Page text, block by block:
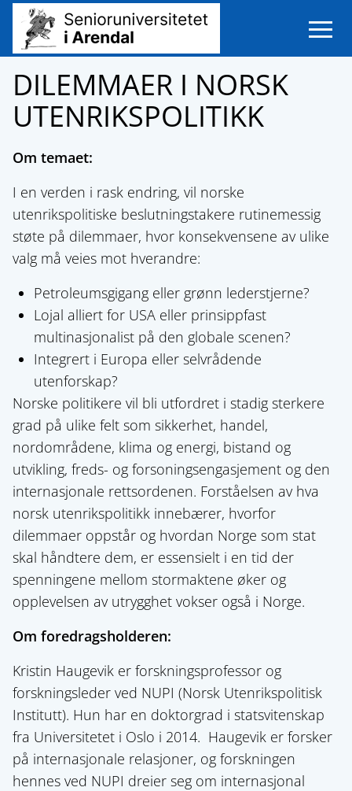
Open
DILEMMAER I NORSK
UTENRIKSPOLITIKK
Om temaet:
I en verden i rask endring, vil norske
utenrikspolitiske beslutningstakere rutinemessig
støte på dilemmaer, hvor konsekvensene av ulike
valg må veies mot hverandre:
Petroleumsgigang eller grønn lederstjerne?
Lojal alliert for USA eller prinsippfast
multinasjonalist på den globale scenen?
Integrert i Europa eller selvrådende
utenforskap?
Norske politikere vil bli utfordret i stadig sterkere
grad på ulike felt som sikkerhet, handel,
nordområdene, klima og energi, bistand og
utvikling, freds- og forsoningsengasjement og den
internasjonale rettsordenen. Forståelsen av hva
norsk utenrikspolitikk innebærer, hvorfor
dilemmaer oppstår og hvordan Norge som stat
skal håndtere dem, er essensielt i en tid der
spenningene mellom stormaktene øker og
opplevelsen av utrygghet vokser også i Norge.
Om foredragsholderen:
Kristin Haugevik er forskningsprofessor og
forskningsleder ved NUPI (Norsk Utenrikspolitisk
Institutt). Hun har en doktorgrad i statsvitenskap
fra Universitetet i Oslo i 2014. Haugevik er forsker
på internasjonale relasjoner, og forskningen
hennes ved NUPI dreier seg om internasjonal